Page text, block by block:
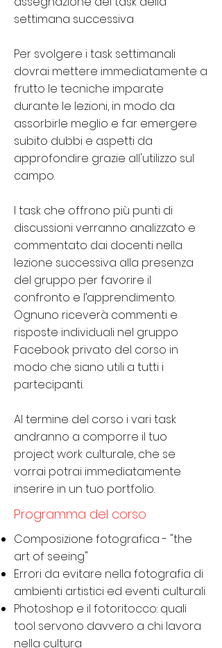
settimana successiva
Per svolgere i task settimanali
dovrai mettere immediatamente a
frutto le tecniche imparate
durante le lezioni, in modo da
assorbirle meglio e far emergere
subito dubbi e aspetti da
approfondire grazie all'utilizzo sul
campo.
I task che offrono più punti di
discussioni verranno analizzato e
commentato dai docenti nella
lezione successiva alla presenza
del gruppo per favorire il
confronto e l’apprendimento.
Ognuno riceverà commenti e
risposte individuali nel gruppo
Facebook privato del corso in
modo che siano utili a tutti i
partecipanti.
Al termine del corso i vari task
andranno a comporre il tuo
project work culturale, che se
vorrai potrai immediatamente
inserire in un tuo portfolio.
Programma del corso
Composizione fotografica - "the
art of seeing"
Errori da evitare nella fotografia di
ambienti artistici ed eventi culturali
Photoshop e il fotoritocco: quali
tool servono davvero a chi lavora
nella cultura